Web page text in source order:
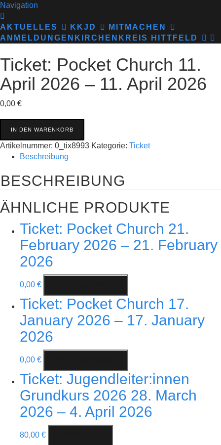
Navigation
AKTUELLES KKJD
MITMACHEN
ANMELDUNGEN KIRCHENKREIS HITTFELD
Ticket: Pocket Church 11.
April 2026 – 11. April 2026
0,00 €
Church
2026
11.
April
Menge
IN DEN WARENKORB
Artikelnummer: 0_tix8993 Kategorie: Ticket
Beschreibung
BESCHREIBUNG
ÄHNLICHE PRODUKTE
Ticket: Pocket Church 21.
February 2026 – 21. February
2026
0,00 €
Ticket: Pocket Church 17.
January 2026 – 17. January
2026
0,00 €
Ticket: Jugendleiter:innen
Grundkurs 2026 28. March
2026 – 4. April 2026
80,00 €